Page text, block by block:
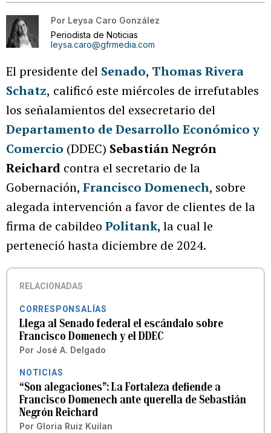
Por Leysa Caro González
Periodista de Noticias
leysa.caro@gfrmedia.com
El presidente del Senado, Thomas Rivera
Schatz, calificó este miércoles de irrefutables
los señalamientos del exsecretario del
Departamento de Desarrollo Económico y
Comercio (DDEC) Sebastián Negrón
Reichard contra el secretario de la
Gobernación, Francisco Domenech, sobre
alegada intervención a favor de clientes de la
firma de cabildeo Politank, la cual le
perteneció hasta diciembre de 2024.
RELACIONADAS
CORRESPONSALÍAS
Llega al Senado federal el escándalo sobre
Francisco Domenech y el DDEC
Por José A. Delgado
NOTICIAS
“Son alegaciones”: La Fortaleza defiende a
Francisco Domenech ante querella de Sebastián
Negrón Reichard
Por Gloria Ruiz Kuilan